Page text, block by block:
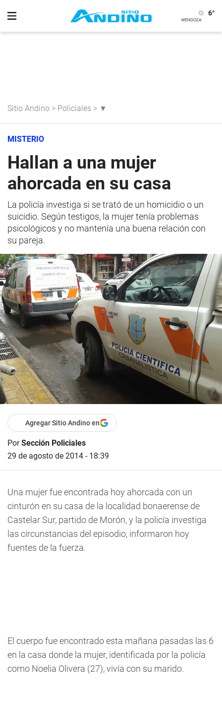
6°
Sitio Andino > Policiales > ▼
MISTERIO
Hallan a una mujer
ahorcada en su casa
La policía investiga si se trató de un homicidio o un
suicidio. Según testigos, la mujer tenía problemas
psicológicos y no mantenía una buena relación con
su pareja.
Agregar Sitio Andino en
PorSección Policiales
29 de agosto de 2014 - 18:39
Una mujer fue encontrada hoy ahorcada con un
cinturón en su casa de la localidad bonaerense de
Castelar Sur, partido de Morón, y la policía investiga
las circunstancias del episodio, informaron hoy
fuentes de la fuerza.
El cuerpo fue encontrado esta mañana pasadas las 6
en la casa donde la mujer, identificada por la policía
como Noelia Olivera (27), vivía con su marido.